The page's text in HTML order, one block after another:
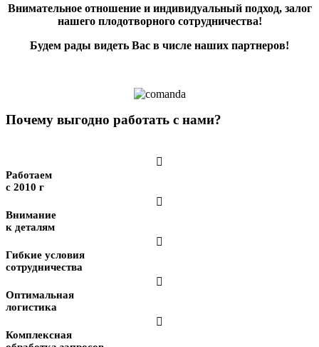
Внимательное отношение и индивидуальный подход, залог
нашего плодотворного сотрудничества!
Будем рады видеть Вас в числе наших партнеров!
Почему выгодно работать с нами?

Работаем
с 2010 г

Внимание
к деталям

Гибкие условия
сотрудничества

Оптимальная
логистика

Комплексная